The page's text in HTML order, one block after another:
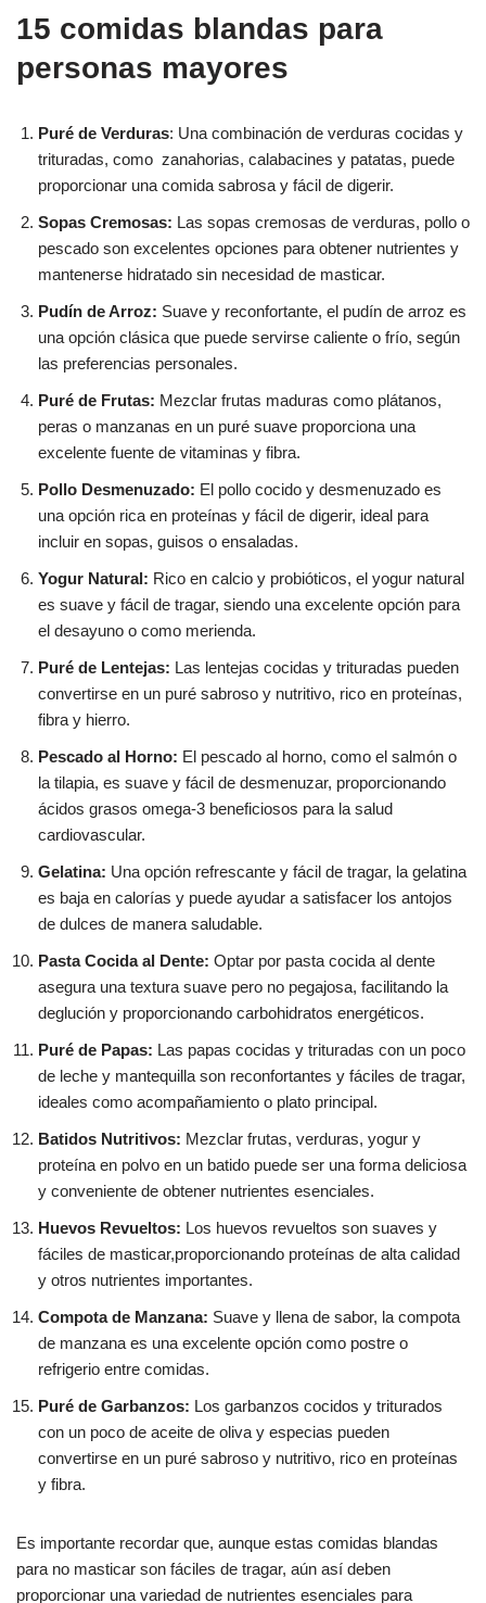
15 comidas blandas para
personas mayores
Puré de Verduras: Una combinación de verduras cocidas y
trituradas, como zanahorias, calabacines y patatas, puede
proporcionar una comida sabrosa y fácil de digerir.
Sopas Cremosas: Las sopas cremosas de verduras, pollo o
pescado son excelentes opciones para obtener nutrientes y
mantenerse hidratado sin necesidad de masticar.
Pudín de Arroz: Suave y reconfortante, el pudín de arroz es
una opción clásica que puede servirse caliente o frío, según
las preferencias personales.
Puré de Frutas: Mezclar frutas maduras como plátanos,
peras o manzanas en un puré suave proporciona una
excelente fuente de vitaminas y fibra.
Pollo Desmenuzado: El pollo cocido y desmenuzado es
una opción rica en proteínas y fácil de digerir, ideal para
incluir en sopas, guisos o ensaladas.
Yogur Natural: Rico en calcio y probióticos, el yogur natural
es suave y fácil de tragar, siendo una excelente opción para
el desayuno o como merienda.
Puré de Lentejas: Las lentejas cocidas y trituradas pueden
convertirse en un puré sabroso y nutritivo, rico en proteínas,
fibra y hierro.
Pescado al Horno: El pescado al horno, como el salmón o
la tilapia, es suave y fácil de desmenuzar, proporcionando
ácidos grasos omega-3 beneficiosos para la salud
cardiovascular.
Gelatina: Una opción refrescante y fácil de tragar, la gelatina
es baja en calorías y puede ayudar a satisfacer los antojos
de dulces de manera saludable.
Pasta Cocida al Dente: Optar por pasta cocida al dente
asegura una textura suave pero no pegajosa, facilitando la
deglución y proporcionando carbohidratos energéticos.
Puré de Papas: Las papas cocidas y trituradas con un poco
de leche y mantequilla son reconfortantes y fáciles de tragar,
ideales como acompañamiento o plato principal.
Batidos Nutritivos: Mezclar frutas, verduras, yogur y
proteína en polvo en un batido puede ser una forma deliciosa
y conveniente de obtener nutrientes esenciales.
Huevos Revueltos: Los huevos revueltos son suaves y
fáciles de masticar,proporcionando proteínas de alta calidad
y otros nutrientes importantes.
Compota de Manzana: Suave y llena de sabor, la compota
de manzana es una excelente opción como postre o
refrigerio entre comidas.
Puré de Garbanzos: Los garbanzos cocidos y triturados
con un poco de aceite de oliva y especias pueden
convertirse en un puré sabroso y nutritivo, rico en proteínas
y fibra.
Es importante recordar que, aunque estas comidas blandas
para no masticar son fáciles de tragar, aún así deben
proporcionar una variedad de nutrientes esenciales para